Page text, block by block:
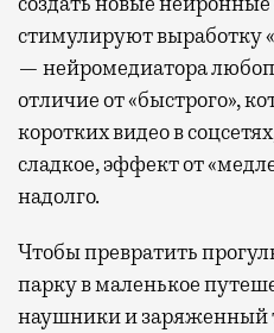
стимулируют выработку
— нейромедиатора
отличие от «быстрого»,
коротких видео в
сладкое, эффект от
надолго.
Чтобы превратить
парку в маленькое
наушники и заряженный